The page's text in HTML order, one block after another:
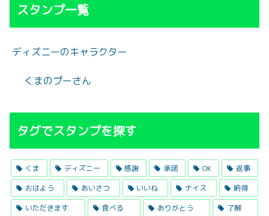
スタンプ一覧
ディズニーのキャラクター
くまのプーさん
タグでスタンプを探す
くま ディズニー 感謝 承諾 OK
返事
おはよう
あいさつ いいね ナイス
納得
いただきます
食べる ありがとう 了解